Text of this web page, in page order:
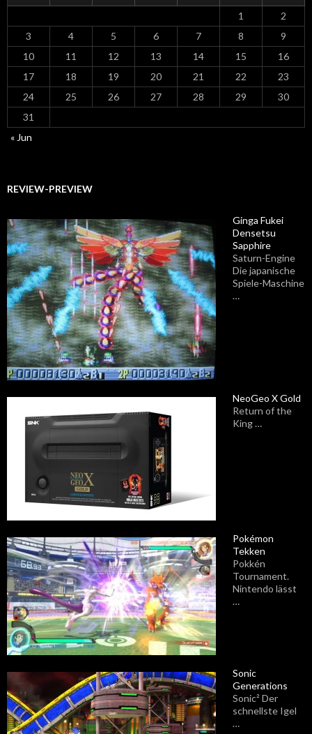
1
2
3
4 5 6 7 8
9
10
11 12 13 14 15
16
17
18 19 20 21 22
23
24
25 26 27 28 29
30
31
« Jun
REVIEW-PREVIEW
Ginga Fukei
Densetsu
Sapphire
Saturn-Engine
Die japanische
Spiele-Maschine
…
NeoGeo X Gold
Return of the
King …
Pokémon
Tekken
Pokkén
Tournament.
Nintendo lässt
…
Sonic
Generations
Sonic² Der
schnellste Igel
…